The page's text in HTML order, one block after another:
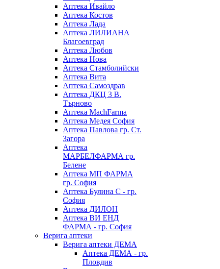
Аптека Ивайло
Аптека Костов
Аптека Лада
Аптека ЛИЛИАНА
Благоевград
Аптека Любов
Аптека Нова
Аптека Стамболийски
Аптека Вита
Аптека Самоздрав
Аптека ДКЦ 3 В.
Търново
Аптека MachFarma
Аптека Медея София
Аптека Павлова гр. Ст.
Загора
Аптека
МАРБЕЛФАРМА гр.
Белене
Аптека МП ФАРМА
гр. София
Аптека Булина С - гр.
София
Аптека ДИЛОН
Аптека ВИ ЕНД
ФАРМА - гр. София
Верига аптеки
Верига аптеки ДЕМА
Аптека ДЕМА - гр.
Пловдив